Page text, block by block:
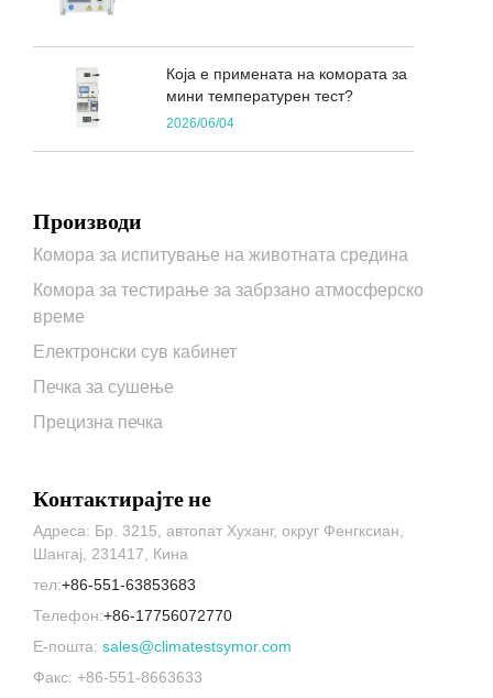
Која е примената на комората за
мини температурен тест?
2026/06/04
Производи
Комора за испитување на животната средина
Комора за тестирање за забрзано атмосферско
време
Електронски сув кабинет
Печка за сушење
Прецизна печка
Контактирајте не
Адреса: Бр. 3215, автопат Хуханг, округ Фенгксиан,
Шангај, 231417, Кина
тел:+86-551-63853683
Телефон:+86-17756072770
Е-пошта: sales@climatestsymor.com
Факс: +86-551-8663633